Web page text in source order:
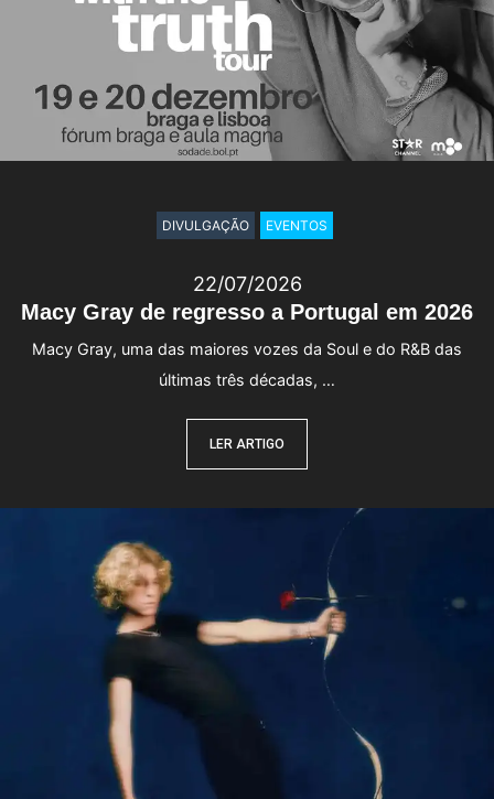
Macy Gray de regresso a Portugal em 2026
22/07/2026
Macy Gray, uma das maiores vozes da Soul e do R&B das
últimas três décadas, …
LER ARTIGO
DIVULGAÇÃO EVENTOS